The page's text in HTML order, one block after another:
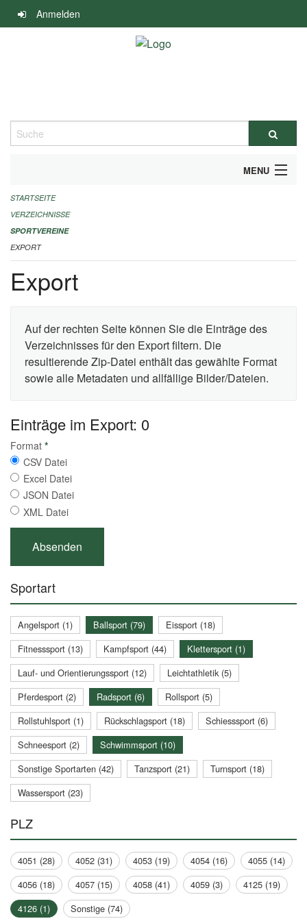
Navigation
überspringen
Anmelden
Suche
MENU
ALLGEMEINE INFORMATIONEN
FINANZIELLE UNTERSTÜTZUNG BENÖTIGT?
KONTAKT
STARTSEITE
VERZEICHNISSE
SPORTVEREINE
EXPORT
Export
Auf der rechten Seite können Sie die Einträge des
Verzeichnisses für den Export filtern. Die
resultierende Zip-Datei enthält das gewählte Format
sowie alle Metadaten und allfällige Bilder/Dateien.
Einträge im Export: 0
Format *
CSV Datei
Excel Datei
JSON Datei
XML Datei
Sportart
Angelsport (1) Ballsport (79)
Eissport (18)
Fitnesssport (13)
Kampfsport (44)
Klettersport (1)
Lauf- und Orientierungssport (12)
Leichtathletik (5)
Pferdesport (2)
Radsport (6)
Rollsport (5)
Rollstuhlsport (1)
Rückschlagsport (18)
Schiesssport (6)
Schneesport (2)
Schwimmsport (10)
Sonstige Sportarten (42)
Tanzsport (21)
Turnsport (18)
Wassersport (23)
PLZ
4051 (28) 4052 (31) 4053 (19) 4054 (16)
4055 (14)
4056 (18)
4057 (15) 4058 (41) 4059 (3)
4125 (19)
4126 (1)
Sonstige (74)